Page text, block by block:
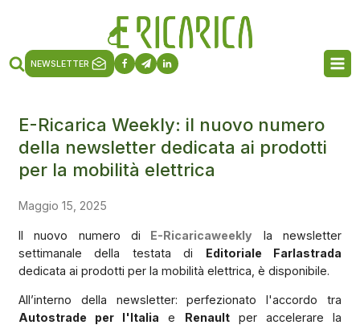
NEWSLETTER
E-Ricarica Weekly: il nuovo numero
della newsletter dedicata ai prodotti
per la mobilità elettrica
Maggio 15, 2025
Il nuovo numero di E-Ricaricaweekly la newsletter
settimanale della testata di Editoriale Farlastrada
dedicata ai prodotti per la mobilità elettrica, è disponibile.
All’interno della newsletter: perfezionato l'accordo tra
Autostrade per l'Italia e Renaultper accelerare la